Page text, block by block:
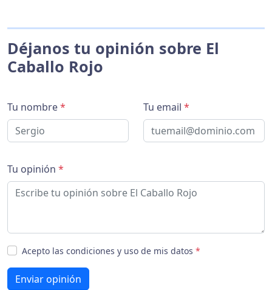
Déjanos tu opinión sobre El
Caballo Rojo
Tu nombre* Tu email *
Tu opinión *
Acepto las condiciones y uso de mis datos *
Enviar opinión